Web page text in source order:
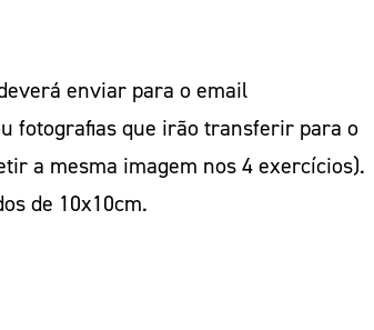
enviar para o email
fotografias que irão transferir para o
a mesma imagem nos 4 exercícios).
de 10x10cm.